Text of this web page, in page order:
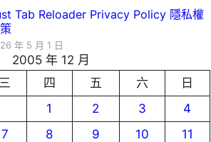
Tab Reloader Privacy Policy 隱私權
年 5 月 1 日
2005 年 12 月
三 四 五 六
日
1
2 3
4
7 8 9 10
11